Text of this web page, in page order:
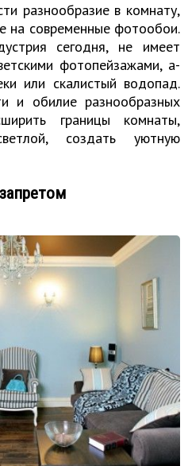
разнообразие в комнату,
на современные фотообои.
сегодня, не имеет
фотопейзажами, а-
или скалистый водопад.
и обилие разнообразных
границы комнаты,
создать уютную